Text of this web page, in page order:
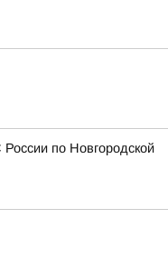
по Новгородской